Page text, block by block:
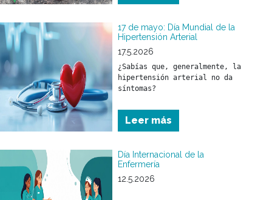
de vida de miles de personas.
17 de mayo: Día Mundial de la
Hipertensión Arterial
17.5.2026
¿Sabías que, generalmente, la
hipertensión arterial no da
síntomas?
Leer más
Día Internacional de la
Enfermería
12.5.2026